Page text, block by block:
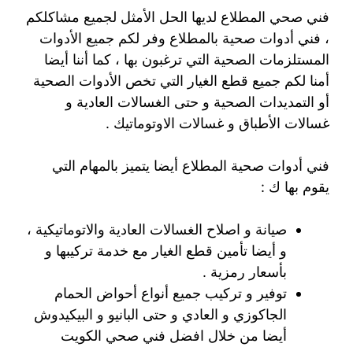
فني صحي المطلاع لديها الحل الأمثل لجميع مشاكلكم
، فني أدوات صحية بالمطلاع وفر لكم جميع الأدوات
المستلزمات الصحية التي ترغبون بها ، كما أننا أيضا
أمنا لكم جميع قطع الغيار التي تخص الأدوات الصحية
أو التمديدات الصحية و حتى الغسالات العادية و
غسالات الأطباق و غسالات الاوتوماتيك .
فني أدوات صحية المطلاع أيضا يتميز بالمهام التي
يقوم بها ك :
صيانة و اصلاح الغسالات العادية والاتوماتيكية ،
و أيضا تأمين قطع الغيار مع خدمة تركيبها و
بأسعار رمزية .
توفير و تركيب جميع أنواع أحواض الحمام
الجاكوزي و العادي و حتى البانيو و البيكيدوش
أيضا من خلال افضل فني صحي الكويت